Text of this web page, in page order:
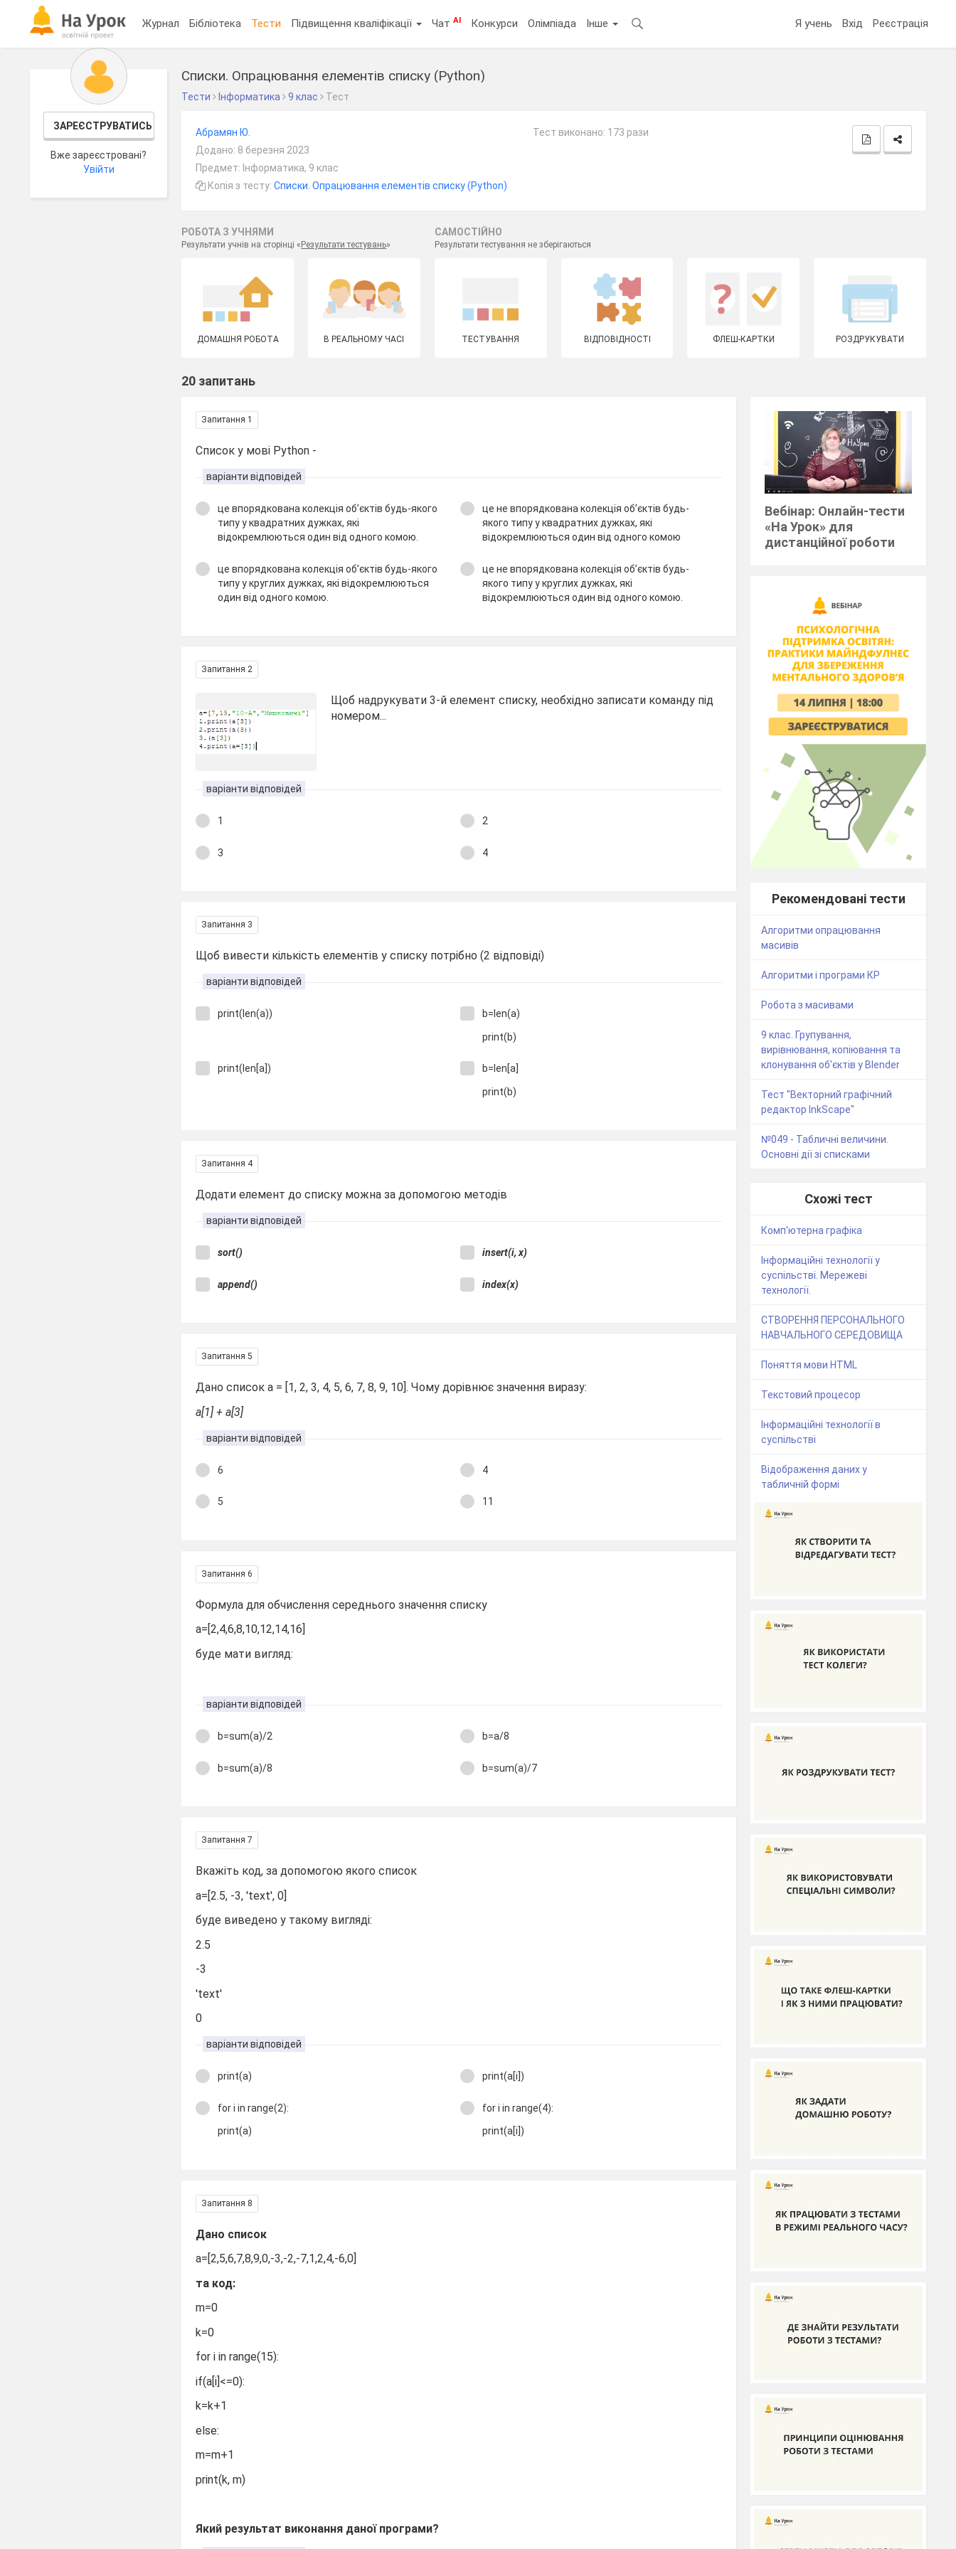
Журнал Бібліотека Тести Підвищення кваліфікації ЧатAI Конкурси Олімпіада Інше Я учень Вхід Реєстрація
ЗАРЕЄСТРУВАТИСЬ
Вже зареєстровані?
Увійти
Списки. Опрацювання елементів списку (Python)
Тести Інформатика 9 клас Тест
Абрамян Ю.
Додано: 8 березня 2023
Предмет: Інформатика, 9 клас
Копія з тесту:Списки. Опрацювання елементів списку (Python)
Тест виконано: 173 рази
РОБОТА З УЧНЯМИ
Результати учнів на сторінці « Результати тестувань»
САМОСТІЙНО
Результати тестування не зберігаються
ДОМАШНЯ РОБОТА В РЕАЛЬНОМУ ЧАСІ ТЕСТУВАННЯ ВІДПОВІДНОСТІ ФЛЕШ-КАРТКИ РОЗДРУКУВАТИ
20 запитань
Запитання 1
Список у мові Python -
варіанти відповідей
це впорядкована колекція об’єктів будь-якого
типу у квадратних дужках, які
відокремлюються один від одного комою.
це не впорядкована колекція об’єктів будь-
якого типу у квадратних дужках, які
відокремлюються один від одного комою
це впорядкована колекція об’єктів будь-якого
типу у круглих дужках, які відокремлюються
один від одного комою.
це не впорядкована колекція об’єктів будь-
якого типу у круглих дужках, які
відокремлюються один від одного комою.
Запитання 2
Щоб надрукувати 3-й елемент списку, необхідно записати команду під
номером...
варіанти відповідей
1 2
3 4
Запитання 3
Щоб вивести кількість елементів у списку потрібно (2 відповіді)
варіанти відповідей
print(len(a)) b=len(a)
print(b)
print(len[a]) b=len[a]
print(b)
Запитання 4
Додати елемент до списку можна за допомогою методів
варіанти відповідей
sort() insert(i, x)
append() index(x)
Запитання 5
Дано список а = [1, 2, 3, 4, 5, 6, 7, 8, 9, 10]. Чому дорівнює значення виразу:
а[1] + а[3]
варіанти відповідей
6 4
5 11
Запитання 6
Формула для обчислення середнього значення списку
a=[2,4,6,8,10,12,14,16]
буде мати вигляд:
варіанти відповідей
b=sum(a)/2 b=a/8
b=sum(a)/8 b=sum(a)/7
Запитання 7
Вкажіть код, за допомогою якого список
a=[2.5, -3, 'text', 0]
буде виведено у такому вигляді:
2.5
-3
'text'
0
варіанти відповідей
print(a) print(a[i])
for i in range(2):
print(a)
for i in range(4):
print(a[i])
Запитання 8
Дано список
а=[2,5,6,7,8,9,0,-3,-2,-7,1,2,4,-6,0]
та код:
m=0
k=0
for i in range(15):
if(a[i]<=0):
k=k+1
else:
m=m+1
print(k, m)
Який результат виконання даної програми?
Вебінар: Онлайн-тести
«На Урок» для
дистанційної роботи
Рекомендовані тести
Алгоритми опрацювання
масивів
Алгоритми і програми КР
Робота з масивами
9 клас. Групування,
вирівнювання, копіювання та
клонування об'єктів у Blender
Тест "Векторний графічний
редактор InkScape"
№049 - Табличні величини.
Основні дії зі списками
Схожі тест
Комп'ютерна графіка
Інформаційні технології у
суспільстві. Мережеві
технології.
СТВОРЕННЯ ПЕРСОНАЛЬНОГО
НАВЧАЛЬНОГО СЕРЕДОВИЩА
Поняття мови HTML
Текстовий процесор
Інформаційні технології в
суспільстві
Відображення даних у
табличній формі